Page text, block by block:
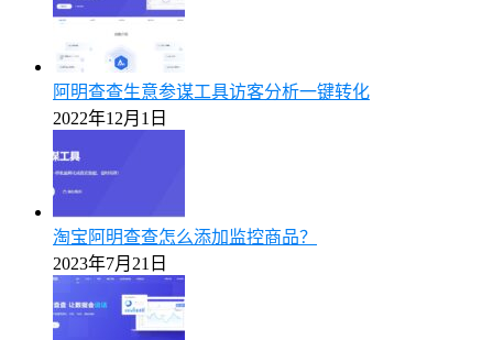
阿明查查生意参谋工具访客分析一键转化
2022年12月1日
淘宝阿明查查怎么添加监控商品？
2023年7月21日